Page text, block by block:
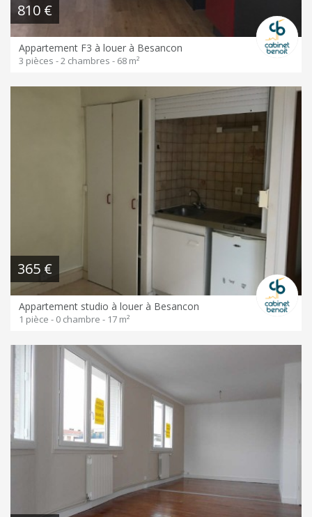
810 €
Appartement F3 à louer à Besancon
3 pièces - 2 chambres - 68 m²
365 €
Appartement studio à louer à Besancon
1 pièce - 0 chambre - 17 m²